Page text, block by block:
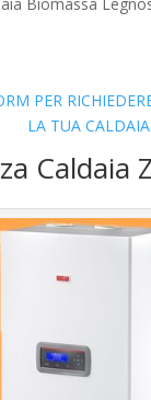
PER
LA TUA CALDAIA
Caldaia